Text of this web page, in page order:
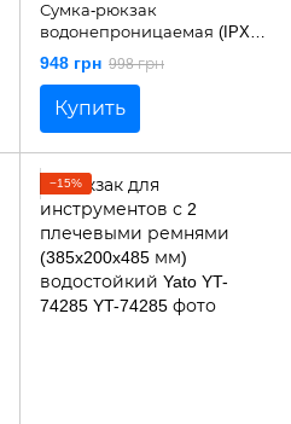
Сумка-рюкзак
водонепроницаемая (IPX6)
с 2 плечевыми ремнями (30
л) 28х 63 см материал ПВХ
500D Yato YT-74292
948 грн 998 грн
Купить
−15%